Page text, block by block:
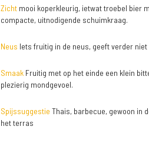
Zichtmooi koperkleurig, ietwat troebel bier
compacte, uitnodigende schuimkraag.
Neus Iets fruitig in de neus, geeft verder
SmaakFruitig met op het einde een klein
plezierig mondgevoel.
Spijssuggestie Thais, barbecue, gewoon in
het terras